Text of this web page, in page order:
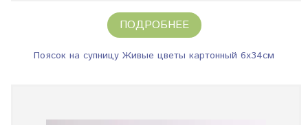
ПОДРОБНЕЕ
Поясок на супницу Живые цветы картонный 6х34см